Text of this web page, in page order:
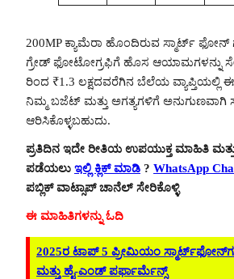
200MP ಕ್ಯಾಮೆರಾ ಹೊಂದಿರುವ ಸ್ಮಾರ್ಟ್ ಫೋನ್
ಗ್ರೇಡ್ ಫೋಟೋಗ್ರಫಿಗೆ ಹೊಸ ಆಯಾಮಗಳನ್ನು
ರಿಂದ ₹1.3 ಲಕ್ಷದವರೆಗಿನ ಬೆಲೆಯ ವ್ಯಾಪ್ತಿಯಲ್ಲಿ
ನಿಮ್ಮ ಬಜೆಟ್ ಮತ್ತು ಅಗತ್ಯಗಳಿಗೆ ಅನುಗುಣವಾಗಿ
ಆರಿಸಿಕೊಳ್ಳಬಹುದು.
ಪ್ರತಿದಿನ ಇದೇ ರೀತಿಯ ಉಪಯುಕ್ತ ಮಾಹಿತಿ
ಪಡೆಯಲು ಇಲ್ಲಿ ಕ್ಲಿಕ್ ಮಾಡಿ ? WhatsApp
ಪಬ್ಲಿಕ್ ವಾಟ್ಸಾಪ್ ಚಾನೆಲ್ ಸೇರಿಕೊಳ್ಳಿ
ಈ ಮಾಹಿತಿಗಳನ್ನು ಓದಿ
2025ರ ಟಾಪ್ 5 ಪ್ರೀಮಿಯಂ
ಮತ್ತು ಹೈ-ಎಂಡ್ ಪರ್ಫಾರ್ಮೆನ್ಸ್